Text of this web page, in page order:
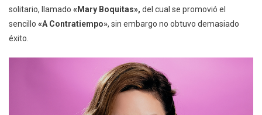
solitario, llamado «Mary Boquitas», del cual se promovió el
sencillo «A Contratiempo», sin embargo no obtuvo demasiado
éxito.